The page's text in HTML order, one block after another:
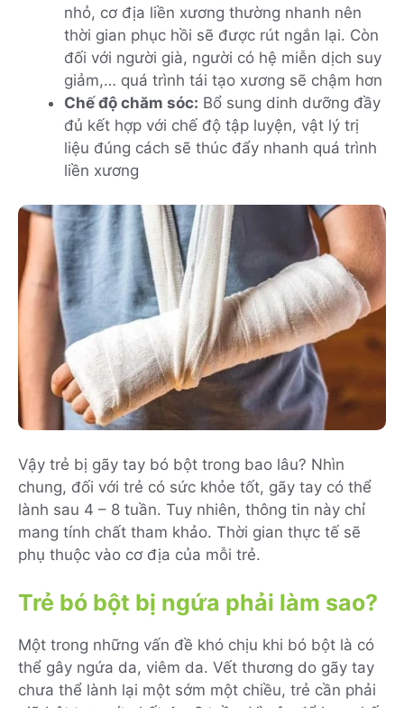
nhỏ, cơ địa liền xương thường nhanh nên
thời gian phục hồi sẽ được rút ngắn lại. Còn
đối với người già, người có hệ miễn dịch suy
giảm,… quá trình tái tạo xương sẽ chậm hơn
Chế độ chăm sóc: Bổ sung dinh dưỡng đầy
đủ kết hợp với chế độ tập luyện, vật lý trị
liệu đúng cách sẽ thúc đẩy nhanh quá trình
liền xương
Vậy trẻ bị gãy tay bó bột trong bao lâu? Nhìn
chung, đối với trẻ có sức khỏe tốt, gãy tay có thể
lành sau 4 – 8 tuần. Tuy nhiên, thông tin này chỉ
mang tính chất tham khảo. Thời gian thực tế sẽ
phụ thuộc vào cơ địa của mỗi trẻ.
Trẻ bó bột bị ngứa phải làm sao?
Một trong những vấn đề khó chịu khi bó bột là có
thể gây ngứa da, viêm da. Vết thương do gãy tay
chưa thể lành lại một sớm một chiều, trẻ cần phải